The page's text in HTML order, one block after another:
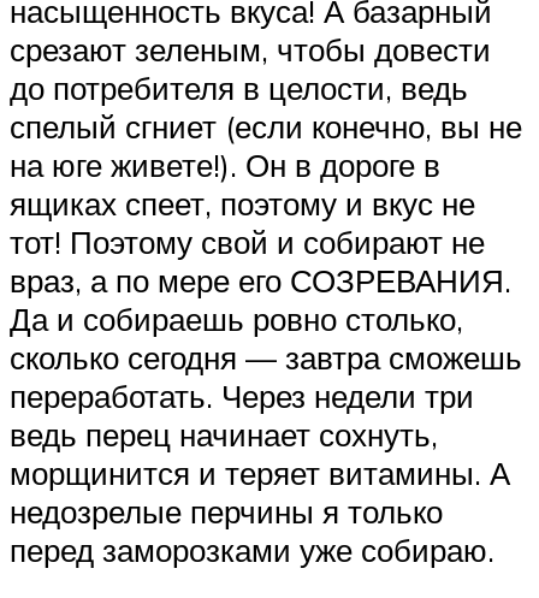
насыщенность вкуса! А базарный
срезают зеленым, чтобы довести
до потребителя в целости, ведь
спелый сгниет (если конечно, вы не
на юге живете!). Он в дороге в
ящиках спеет, поэтому и вкус не
тот! Поэтому свой и собирают не
враз, а по мере его СОЗРЕВАНИЯ.
Да и собираешь ровно столько,
сколько сегодня — завтра сможешь
переработать. Через недели три
ведь перец начинает сохнуть,
морщинится и теряет витамины. А
недозрелые перчины я только
перед заморозками уже собираю.